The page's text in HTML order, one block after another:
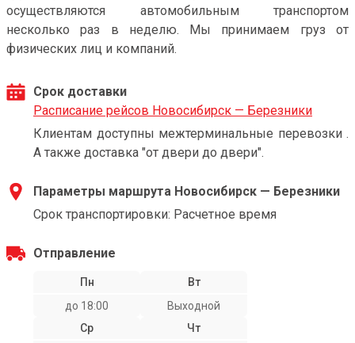
осуществляются автомобильным транспортом
несколько раз в неделю. Мы принимаем груз от
физических лиц и компаний.
Срок доставки
Расписание рейсов Новосибирск — Березники
Клиентам доступны межтерминальные перевозки .
А также доставка "от двери до двери".
Параметры маршрута Новосибирск — Березники
Срок транспортировки: Расчетное время
Отправление
Пн
до 18:00
Вт
Выходной
Ср
Чт